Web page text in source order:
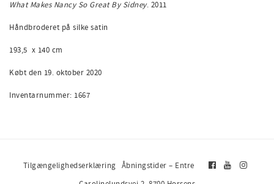
What Makes Nancy So Great By Sidney. 2011
Håndbroderet på silke satin
193,5 x 140 cm
Købt den 19. oktober 2020
Inventarnummer: 1667
Tilgængelighedserklæring Åbningstider – Entre